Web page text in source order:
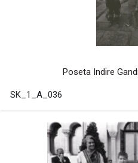
Poseta Indire
SK_1_A_036